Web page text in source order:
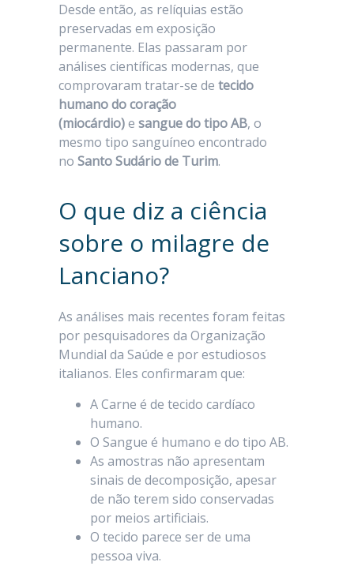
Desde então, as relíquias estão
preservadas em exposição
permanente. Elas passaram por
análises científicas modernas, que
comprovaram tratar-se de tecido
humano do coração
(miocárdio)e sangue do tipo AB, o
mesmo tipo sanguíneo encontrado
no Santo Sudário de Turim.
O que diz a ciência
sobre o milagre de
Lanciano?
As análises mais recentes foram feitas
por pesquisadores da Organização
Mundial da Saúde e por estudiosos
italianos. Eles confirmaram que:
A Carne é de tecido cardíaco
humano.
O Sangue é humano e do tipo AB.
As amostras não apresentam
sinais de decomposição, apesar
de não terem sido conservadas
por meios artificiais.
O tecido parece ser de uma
pessoa viva.